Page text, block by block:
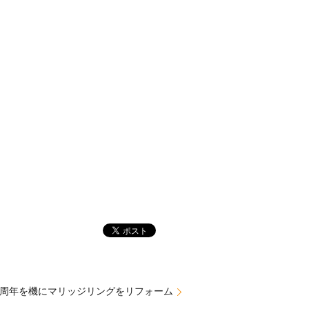
年を機にマリッジリングをリフォーム